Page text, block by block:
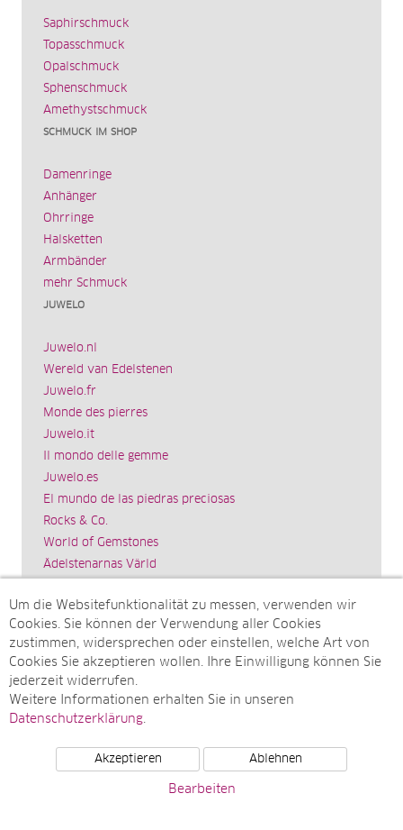
Saphirschmuck
Topasschmuck
Opalschmuck
Sphenschmuck
Amethystschmuck
SCHMUCK IM SHOP
Damenringe
Anhänger
Ohrringe
Halsketten
Armbänder
mehr Schmuck
JUWELO
Juwelo.nl
Wereld van Edelstenen
Juwelo.fr
Monde des pierres
Juwelo.it
Il mondo delle gemme
Juwelo.es
El mundo de las piedras preciosas
Rocks & Co.
World of Gemstones
Ädelstenarnas Värld
Impressum
SITEMAP
Sitemap
Monatsarchive
Top-Artikel
© Juwelo Deutschland GmbH (ein Tochterunternehmen der
Um die Websitefunktionalität zu messen, verwenden wir
Cookies. Sie können der Verwendung aller Cookies
zustimmen, widersprechen oder einstellen, welche Art von
Cookies Sie akzeptieren wollen. Ihre Einwilligung können Sie
jederzeit widerrufen.
Weitere Informationen erhalten Sie in unseren
Datenschutzerklärung.
Akzeptieren Ablehnen
Bearbeiten